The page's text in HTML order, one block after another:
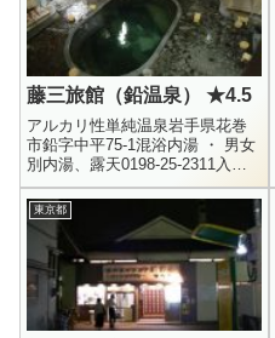
藤三旅館（鉛温泉） ★4.5
アルカリ性単純温泉岩手県花巻
市鉛字中平75-1混浴内湯 ・ 男女
別内湯、露天0198-25-2311入浴
700円 宿泊(自炊部一泊二食)
2980円 ～-鉛温泉-宿は、藤三旅
館一...
東京都